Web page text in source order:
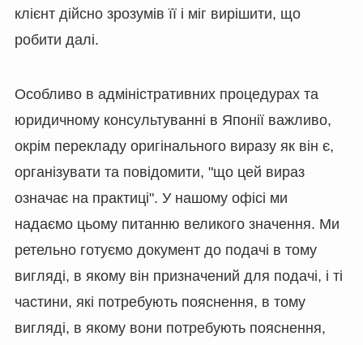
клієнт дійсно зрозумів її і міг вирішити, що
робити далі.
Особливо в адміністративних процедурах та
юридичному консультуванні в Японії важливо,
окрім перекладу оригінального виразу як він є,
організувати та повідомити, "що цей вираз
означає на практиці". У нашому офісі ми
надаємо цьому питанню великого значення. Ми
ретельно готуємо документ до подачі в тому
вигляді, в якому він призначений для подачі, і ті
частини, які потребують пояснення, в тому
вигляді, в якому вони потребують пояснення,